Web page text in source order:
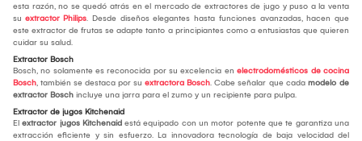
esta razón, no se quedó atrás en el mercado de extractores de jugo y puso a la venta
su extractor Philips. Desde diseños elegantes hasta funciones avanzadas, hacen que
este extractor de frutas se adapte tanto a principiantes como a entusiastas que quieren
cuidar su salud.
Extractor Bosch
Bosch, no solamente es reconocida por su excelencia en electrodomésticos de cocina
Bosch, también se destaca por su extractora Bosch. Cabe señalar que cada modelo de
extractor Bosch incluye una jarra para el zumo y un recipiente para pulpa.
Extractor de jugos Kitchenaid
El extractor jugos Kitchenaid está equipado con un motor potente que te garantiza una
extracción eficiente y sin esfuerzo. La innovadora tecnología de baja velocidad del